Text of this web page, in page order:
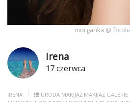
morganka @
Irena
17 czerwca
IRENA URODA MAKIJAŻ MAKIJAŻ GALERIE